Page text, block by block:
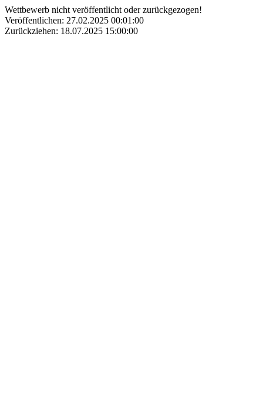
Wettbewerb nicht veröffentlicht oder zurückgezogen!
Veröffentlichen: 27.02.2025 00:01:00
Zurückziehen: 18.07.2025 15:00:00